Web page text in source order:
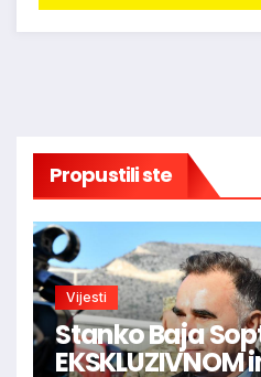
Propustili ste
Vijesti
Stanko Baja